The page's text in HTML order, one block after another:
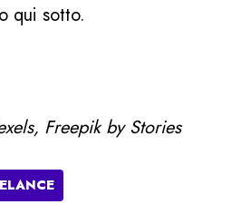
qui sotto.
Freepik by Stories